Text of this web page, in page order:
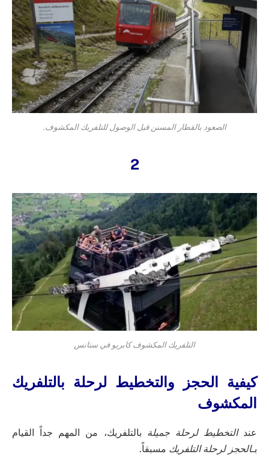
الصعود بالقطار المسنن قبل الوصول للتلفريك المكشوف.
2
التلفريك المكشوف كابريو في ستانس
كيفية الحجز والتخطيط لرحلة بالتلفريك
المكشوف
عندالتخطيط لرحلة جميلة بالتلفريك، من المهم جداً القيام
بـالحجز لرحلة التلفريك مسبقاً.